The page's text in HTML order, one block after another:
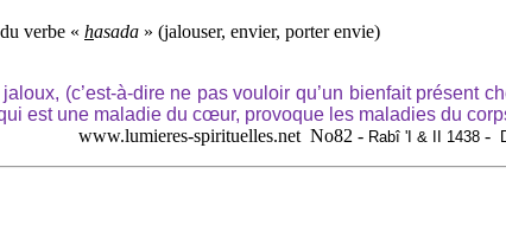
verbe « hasada » (jalouser, envier, porter envie)
(c’est-à-dire ne pas vouloir qu’un bienfait présent
est une maladie du cœur, provoque les maladies du
www.lumieres-spirituelles.net No82 - Rabî 'I & II 1438 -